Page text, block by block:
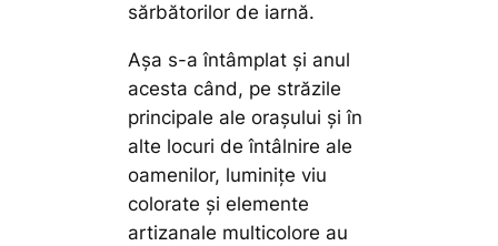
sărbătorilor de iarnă.
Așa s-a întâmplat și anul
acesta când, pe străzile
principale ale orașului și în
alte locuri de întâlnire ale
oamenilor, luminițe viu
colorate și elemente
artizanale multicolore au